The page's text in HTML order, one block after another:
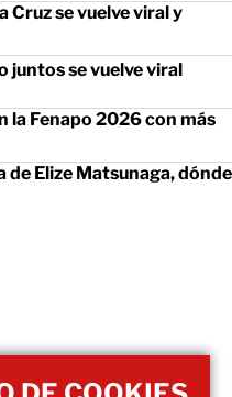
Cruz se vuelve viral y
juntos se vuelve viral
la Fenapo 2026 con más
de Elize Matsunaga, dónde